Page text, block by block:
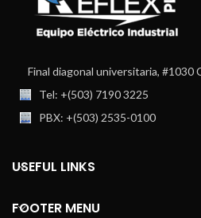
Final diagonal universitaria, #1030
Tel: +(503) 7190 3225
PBX: +(503) 2535-0100
USEFUL LINKS
FOOTER MENU